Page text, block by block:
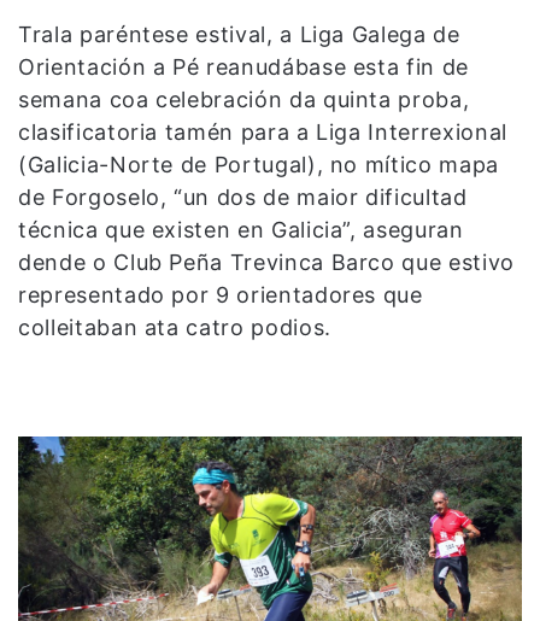
Trala paréntese estival, a Liga Galega de
Orientación a Pé reanudábase esta fin de
semana coa celebración da quinta proba,
clasificatoria tamén para a Liga Interrexional
(Galicia-Norte de Portugal), no mítico mapa
de Forgoselo, “un dos de maior dificultad
técnica que existen en Galicia”, aseguran
dende o Club Peña Trevinca Barco que estivo
representado por 9 orientadores que
colleitaban ata catro podios.